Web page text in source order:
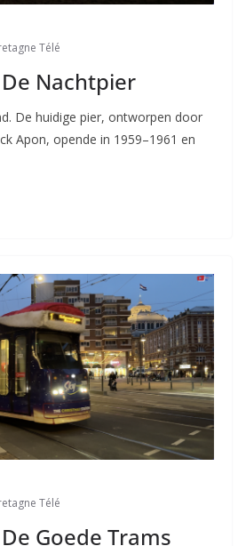
Télé
Nachtpier
De huidige pier, ontworpen door
Apon, opende in 1959–1961 en
Télé
Goede Trams